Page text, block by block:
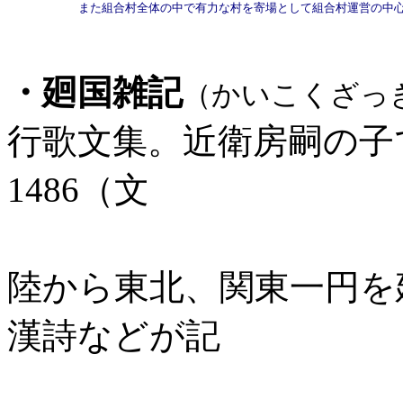
　　　 また組合村全体の中で有力な村を寄場として組合村運営の中
・廻国雑記（かいこくざっ
行歌文集。近衛房嗣の
1486（文
陸から東北、関東一円
漢詩などが記